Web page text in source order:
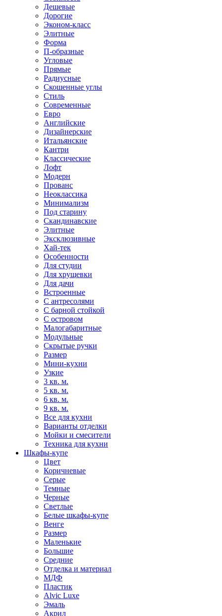
Дешевые
Дорогие
Эконом-класс
Элитные
Форма
П-образные
Угловые
Прямые
Радиусные
Скошенные углы
Стиль
Современные
Евро
Английские
Дизайнерские
Итальянские
Кантри
Классические
Лофт
Модерн
Прованс
Неоклассика
Минимализм
Под старину
Скандинавские
Элитные
Эксклюзивные
Хай-тек
Особенности
Для студии
Для хрущевки
Для дачи
Встроенные
С антресолями
С барной стойкой
С островом
Малогабаритные
Модульные
Скрытые ручки
Размер
Мини-кухни
Узкие
3 кв. м.
5 кв. м.
6 кв. м.
9 кв. м.
Все для кухни
Варианты отделки
Мойки и смесители
Техника для кухни
Шкафы-купе
Цвет
Коричневые
Серые
Темные
Черные
Светлые
Белые шкафы-купе
Венге
Размер
Маленькие
Большие
Средние
Отделка и материал
МДФ
Пластик
Alvic Luxe
Эмаль
Акрил